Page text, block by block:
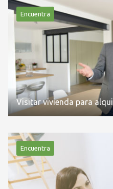
Encuentra
Visitar vivienda para
Encuentra